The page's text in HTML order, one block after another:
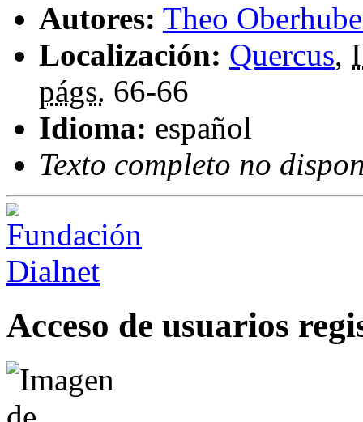
Autores: Theo
Localización: Quercus,
págs. 66-66
Idioma: español
Texto completo no
Acceso de usuarios